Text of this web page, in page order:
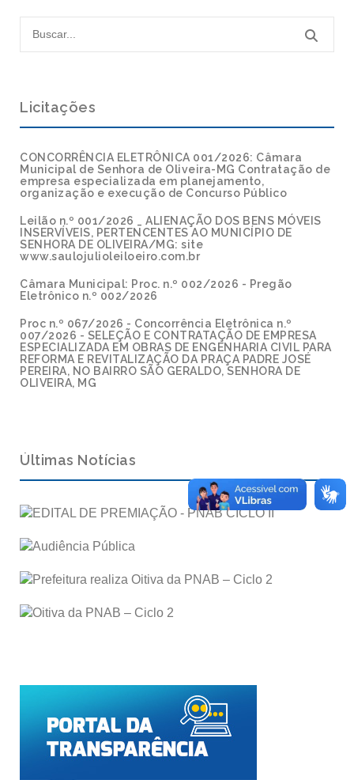
Licitações
CONCORRÊNCIA ELETRÔNICA 001/2026: Câmara
Municipal de Senhora de Oliveira-MG Contratação de
empresa especializada em planejamento,
organização e execução de Concurso Público
Leilão n.º 001/2026 _ ALIENAÇÃO DOS BENS MÓVEIS
INSERVÍVEIS, PERTENCENTES AO MUNICÍPIO DE
SENHORA DE OLIVEIRA/MG: site
www.saulojulioleiloeiro.com.br
Câmara Municipal: Proc. n.º 002/2026 - Pregão
Eletrônico n.º 002/2026
Proc n.º 067/2026 - Concorrência Eletrônica n.º
007/2026 - SELEÇÃO E CONTRATAÇÃO DE EMPRESA
ESPECIALIZADA EM OBRAS DE ENGENHARIA CIVIL PARA
REFORMA E REVITALIZAÇÃO DA PRAÇA PADRE JOSÉ
PEREIRA, NO BAIRRO SÃO GERALDO, SENHORA DE
OLIVEIRA, MG
Últimas Notícias